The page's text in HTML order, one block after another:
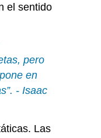
el sentido
pero
en
- Isaac
Las